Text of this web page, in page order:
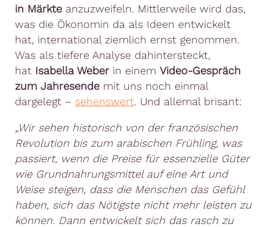
in Märkte anzuzweifeln. Mittlerweile wird das,
was die Ökonomin da als Ideen entwickelt
hat, international ziemlich ernst genommen.
Was als tiefere Analyse dahintersteckt,
hat Isabella Weber in einem Video-Gespräch
zum Jahresende mit uns noch einmal
dargelegt – sehenswert. Und allemal brisant:
„Wir sehen historisch von der französischen
Revolution bis zum arabischen Frühling, was
passiert, wenn die Preise für essenzielle Güter
wie Grundnahrungsmittel auf eine Art und
Weise steigen, dass die Menschen das Gefühl
haben, sich das Nötigste nicht mehr leisten zu
können. Dann entwickelt sich das rasch zu